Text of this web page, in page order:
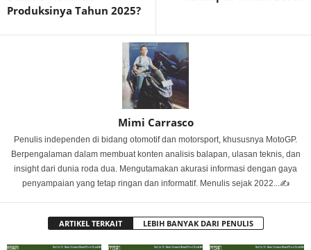
Produksinya Tahun 2025?
Mimi Carrasco
Penulis independen di bidang otomotif dan motorsport, khususnya MotoGP.
Berpengalaman dalam membuat konten analisis balapan, ulasan teknis, dan
insight dari dunia roda dua. Mengutamakan akurasi informasi dengan gaya
penyampaian yang tetap ringan dan informatif. Menulis sejak 2022...✍️
ARTIKEL TERKAIT LEBIH BANYAK DARI PENULIS